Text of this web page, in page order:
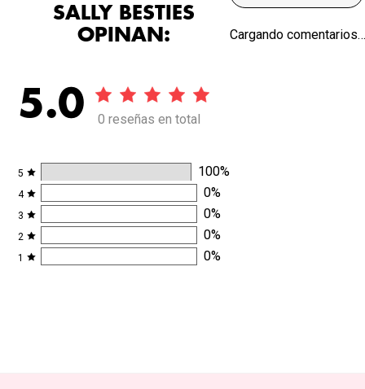
SALLY BESTIES
OPINAN:
5.0 0 reseñas en total
5 100%
4 0%
3 0%
2 0%
1 0%
Cargando